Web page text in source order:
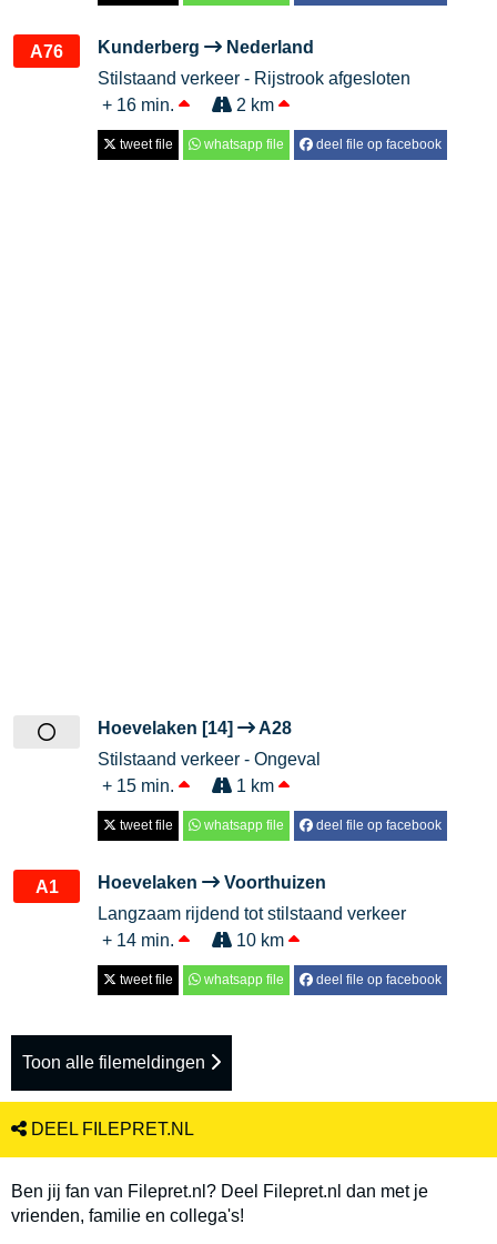
A76 Kunderberg
Nederland
Stilstaand verkeer - Rijstrook afgesloten
+ 16 min.
2 km
tweet file whatsapp file deel file op facebook
Hoevelaken [14]
A28
Stilstaand verkeer - Ongeval
+ 15 min.
1 km
tweet file whatsapp file deel file op facebook
A1 Hoevelaken
Voorthuizen
Langzaam rijdend tot stilstaand verkeer
+ 14 min.
10 km
tweet file whatsapp file deel file op facebook
Toon alle filemeldingen
DEEL FILEPRET.NL
Ben jij fan van Filepret.nl? Deel Filepret.nl dan met je
vrienden, familie en collega's!